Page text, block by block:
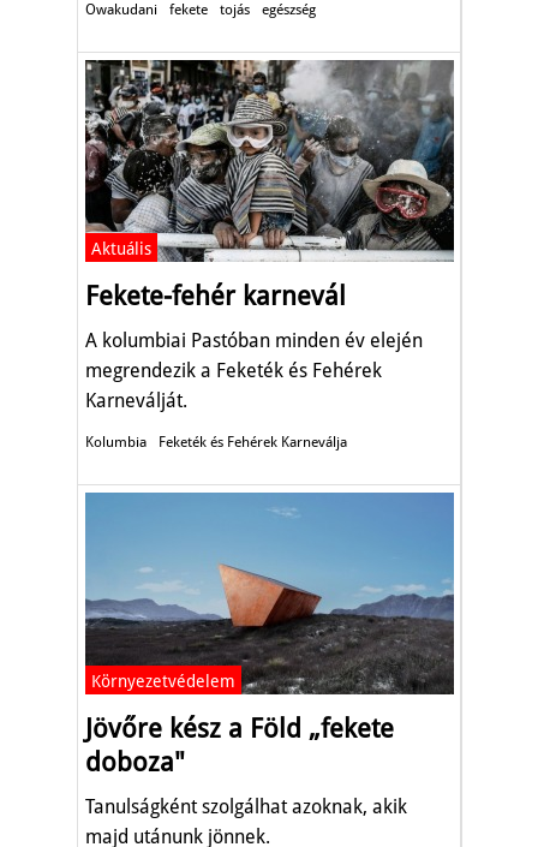
Owakudani fekete tojás egészség
Aktuális
Fekete-fehér karnevál
A kolumbiai Pastóban minden év elején
megrendezik a Feketék és Fehérek
Karneválját.
Kolumbia Feketék és Fehérek Karneválja
Környezetvédelem
Jövőre kész a Föld „fekete
doboza"
Tanulságként szolgálhat azoknak, akik
majd utánunk jönnek.